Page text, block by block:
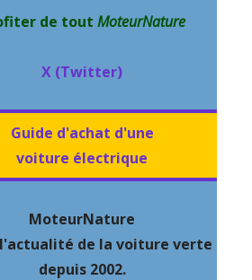
de tout MoteurNature
X (Twitter)
Guide d'achat d'une
voiture électrique
MoteurNature
de la voiture verte
depuis 2002.